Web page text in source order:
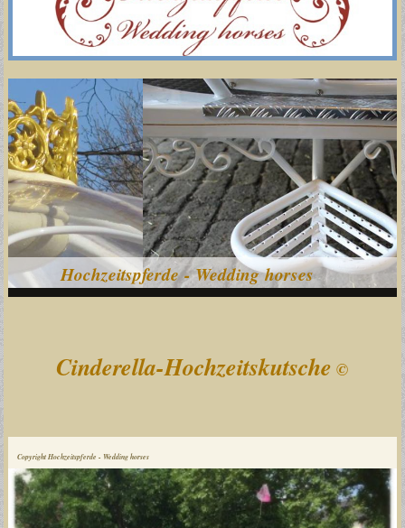
Hochzeitspferde - Wedding horses
Cinderella-Hochzeitskutsche ©
Copyright Hochzeitspferde - Wedding horses